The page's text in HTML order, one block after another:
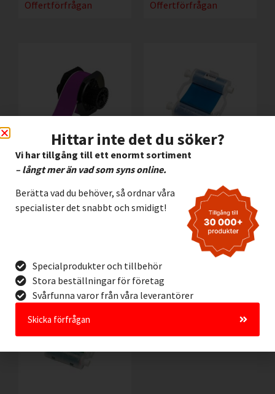
Offertförfrågan Offertförfrågan
Vinyl Brady B595
3.195,00kr Exkl. moms
Färgband Brady B30-
2.295,00 Exkl. moms
Lägg I Kundvagn
Offertförfrågan
Hittar inte det du söker?
Vi har tillgång till ett enormt sortiment
– långt mer än vad som syns online.
Berätta vad du behöver, så ordnar våra
specialister det snabbt och smidigt!
Specialprodukter och tillbehör
Stora beställningar för företag
Svårfunna varor från våra leverantörer
Skicka förfrågan